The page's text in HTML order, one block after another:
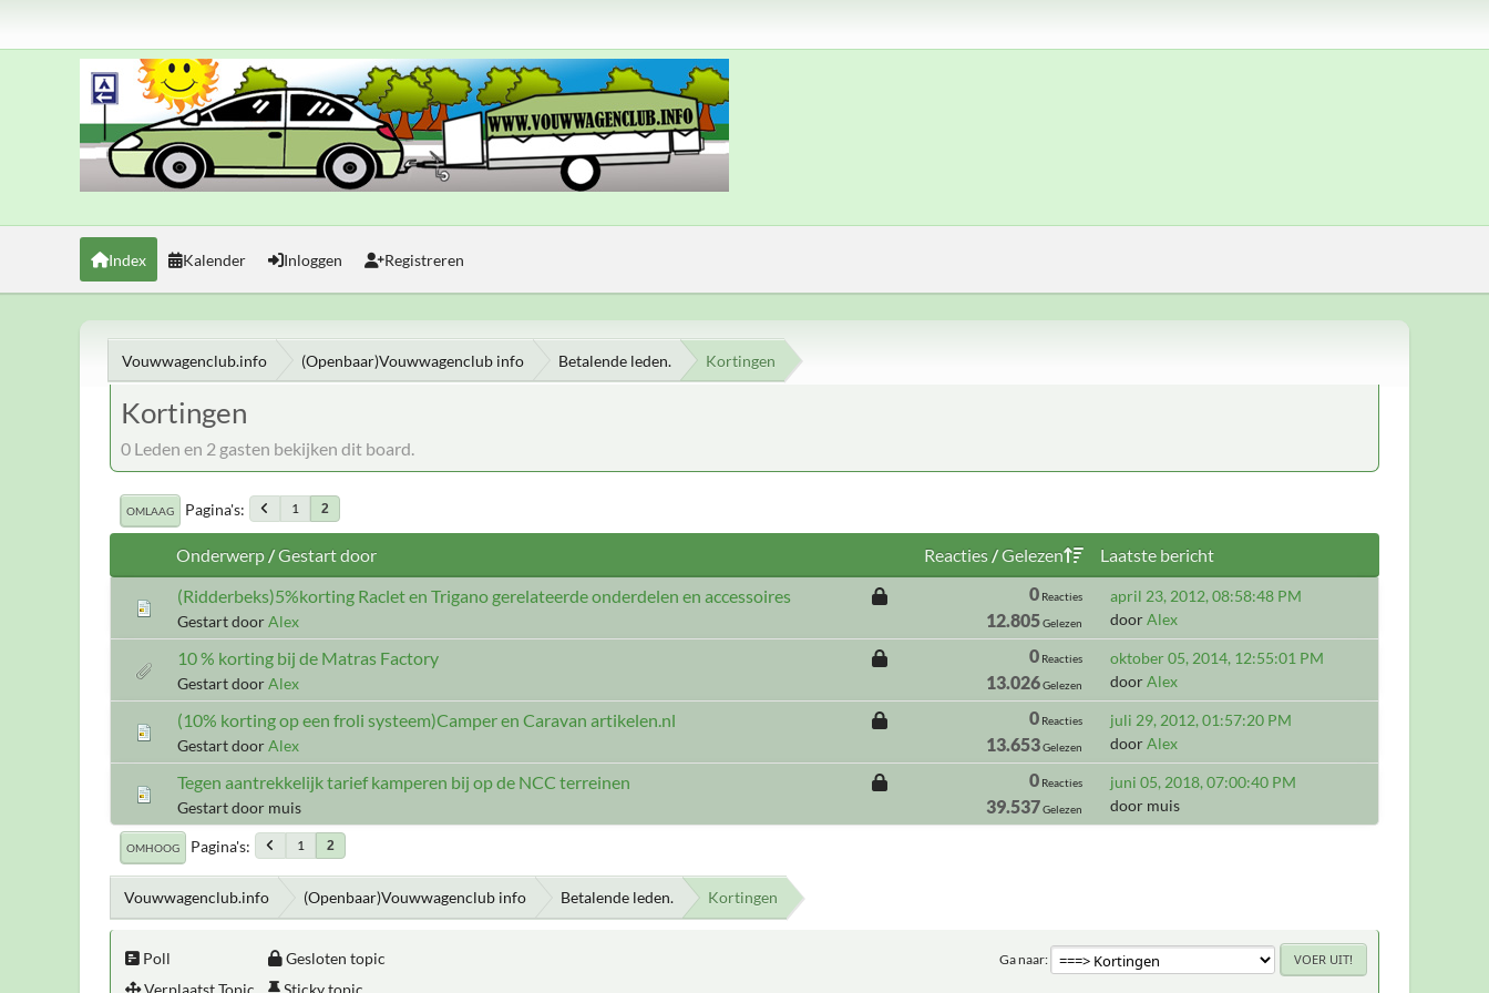
Index Kalender Inloggen Registreren
Vouwwagenclub.info (Openbaar)Vouwwagenclub info Betalende leden. Kortingen
Kortingen
0 Leden en 2 gasten bekijken dit board.
OMLAAG Pagina's 1 2
Onderwerp/Gestart door Reacties/Gelezen
Laatste bericht
(Ridderbeks)5%korting Raclet en Trigano gerelateerde onderdelen en accessoires
Gestart doorAlex
0 Reacties
12.805Gelezen
april 23, 2012, 08:58:48 PM
doorAlex
10 % korting bij de Matras Factory
Gestart doorAlex
0 Reacties
13.026Gelezen
oktober 05, 2014, 12:55:01 PM
doorAlex
(10% korting op een froli systeem)Camper en Caravan artikelen.nl
Gestart doorAlex
0 Reacties
13.653Gelezen
juli 29, 2012, 01:57:20 PM
doorAlex
Tegen aantrekkelijk tarief kamperen bij op de NCC terreinen
Gestart door muis
0 Reacties
39.537Gelezen
juni 05, 2018, 07:00:40 PM
door muis
OMHOOG Pagina's 1 2
Vouwwagenclub.info (Openbaar)Vouwwagenclub info Betalende leden. Kortingen
Ga naar
Poll
Verplaatst Topic
Gesloten topic
Sticky topic